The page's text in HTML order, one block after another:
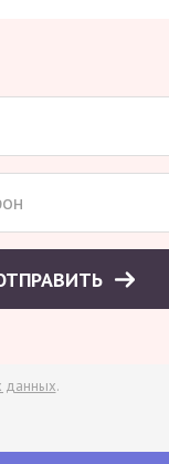
данных.